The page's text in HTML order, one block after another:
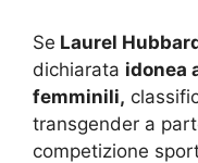
Se Laurel
dichiarata idonea
femminili,
transgender a
competizione